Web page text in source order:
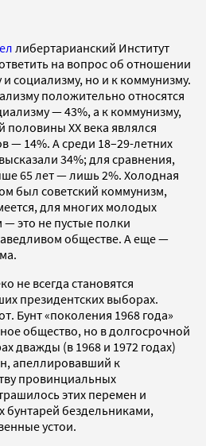
либертарианский Институт
на вопрос об отношении
социализму, но и к коммунизму.
положительно относятся
— 43%, а к коммунизму,
ХХ века являлся
— 14%. А среди 18–29-летних
34%; для сравнения,
65 лет — лишь 2%. Холодная
был советский коммунизм,
для многих молодых
это не пустые полки
обществе. А еще —
не всегда становятся
президентских выборах.
Бунт «поколения 1968 года»
общество, но в долгосрочной
дважды (в 1968 и 1972 годах)
апеллировавший к
провинциальных
этих перемен и
бунтарей бездельниками,
устои.